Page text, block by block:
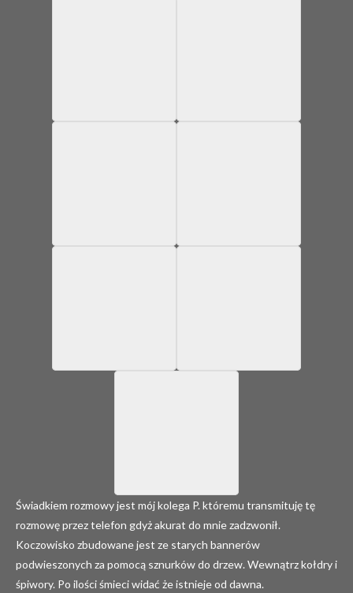
Świadkiem rozmowy jest mój kolega P. któremu transmituję tę
rozmowę przez telefon gdyż akurat do mnie zadzwonił.
Koczowisko zbudowane jest ze starych bannerów
podwieszonych za pomocą sznurków do drzew. Wewnątrz kołdry i
śpiwory. Po ilości śmieci widać że istnieje od dawna.